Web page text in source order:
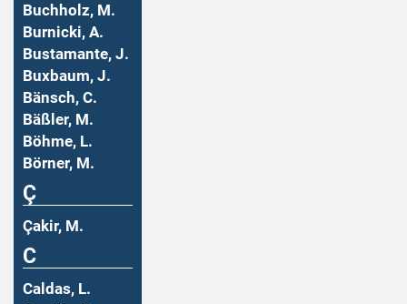
Buchholz, M.
Burnicki, A.
Bustamante, J.
Buxbaum, J.
Bänsch, C.
Bäßler, M.
Böhme, L.
Börner, M.
Ç
Çakir, M.
C
Caldas, L.